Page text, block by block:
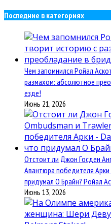
Последние в категориях
Чем запомнился Ройал
размахом: абсолютное
езде!
Июнь 21, 2026
Отстоит ли Джон Госден
Авантюра победителя Арки
придумал О Брайн? Ройал
Июнь 13, 2026